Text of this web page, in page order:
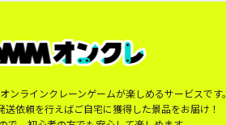
ンラインクレーンゲームが楽しめるサービスです。
依頼を行えばご自宅に獲得した景品をお届け！